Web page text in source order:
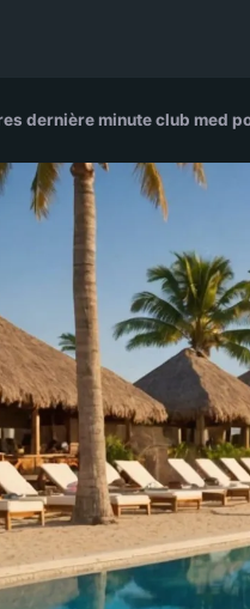
dernière minute club med